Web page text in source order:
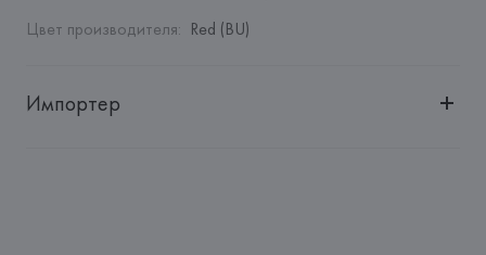
Цвет производителя: Red (BU)
Импортер